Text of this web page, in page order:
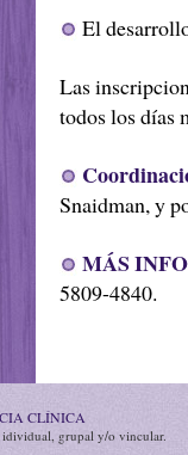
El
Las
todos los días
Snaidman, y
MÁS
5809-4840.
CLÍNICA
idividual, grupal y/o vincular.